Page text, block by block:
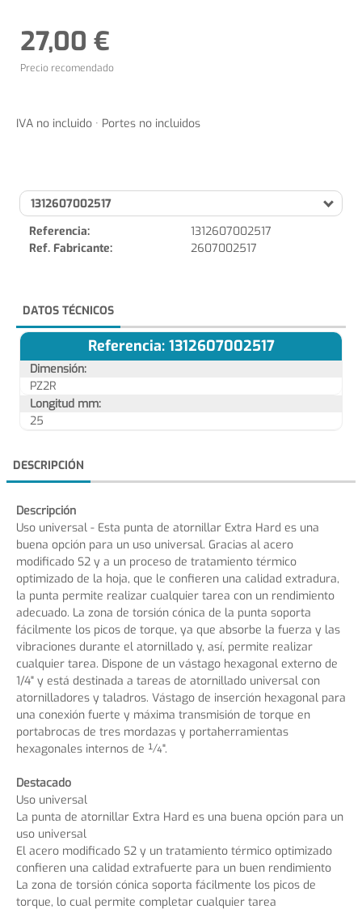
27,00 €
Precio recomendado
IVA no incluido · Portes no incluidos
1312607002517
Referencia:
1312607002517
Ref. Fabricante:
2607002517
DATOS TÉCNICOS
Referencia: 1312607002517
Dimensión:
PZ2R
Longitud mm:
25
DESCRIPCIÓN
Descripción
Uso universal - Esta punta de atornillar Extra Hard es una
buena opción para un uso universal. Gracias al acero
modificado S2 y a un proceso de tratamiento térmico
optimizado de la hoja, que le confieren una calidad extradura,
la punta permite realizar cualquier tarea con un rendimiento
adecuado. La zona de torsión cónica de la punta soporta
fácilmente los picos de torque, ya que absorbe la fuerza y las
vibraciones durante el atornillado y, así, permite realizar
cualquier tarea. Dispone de un vástago hexagonal externo de
1/4" y está destinada a tareas de atornillado universal con
atornilladores y taladros. Vástago de inserción hexagonal para
una conexión fuerte y máxima transmisión de torque en
portabrocas de tres mordazas y portaherramientas
hexagonales internos de ¼".
Destacado
Uso universal
La punta de atornillar Extra Hard es una buena opción para un
uso universal
El acero modificado S2 y un tratamiento térmico optimizado
confieren una calidad extrafuerte para un buen rendimiento
La zona de torsión cónica soporta fácilmente los picos de
torque, lo cual permite completar cualquier tarea